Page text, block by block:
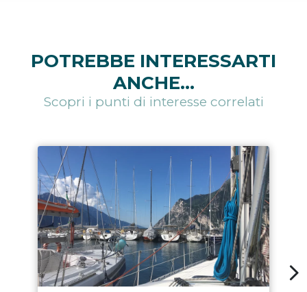
POTREBBE INTERESSARTI
ANCHE...
Scopri i punti di interesse correlati